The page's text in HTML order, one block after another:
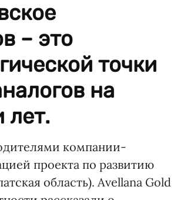
– это
точки
на
лет.
компании-
проекта по развитию
область). Avellana Gold